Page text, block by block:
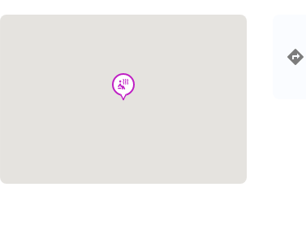
wellness